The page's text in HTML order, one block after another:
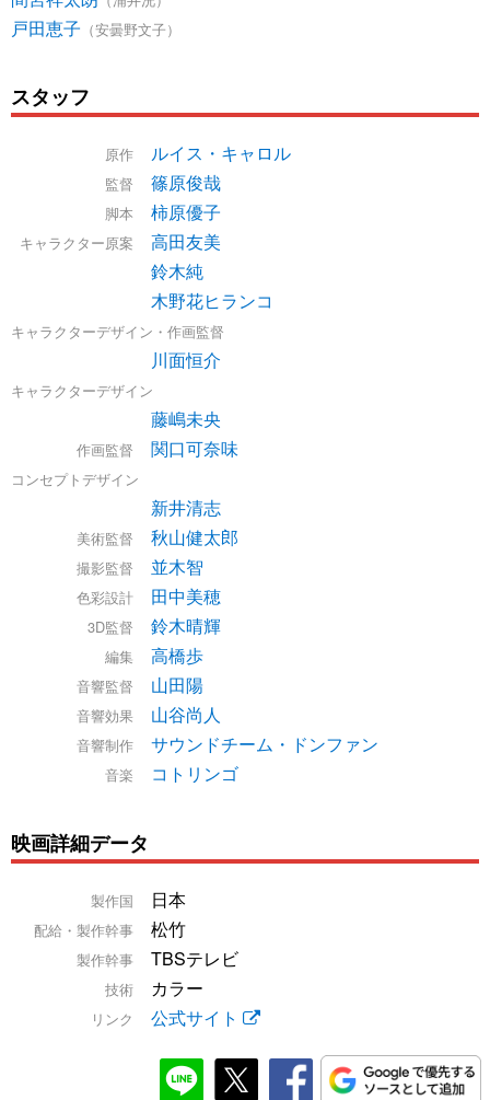
戸田恵子 （安曇野文子）
スタッフ
原作 ルイス・キャロル
監督 篠原俊哉
脚本 柿原優子
キャラクター原案
高田友美
鈴木純
木野花ヒランコ
キャラクターデザイン・作画監督
川面恒介
キャラクターデザイン
藤嶋未央
作画監督 関口可奈味
コンセプトデザイン
新井清志
美術監督 秋山健太郎
撮影監督 並木智
色彩設計 田中美穂
3D監督 鈴木晴輝
編集 高橋歩
音響監督 山田陽
音響効果 山谷尚人
音響制作 サウンドチーム・ドンファン
音楽 コトリンゴ
映画詳細データ
製作国 日本
配給・製作幹事 松竹
製作幹事 TBSテレビ
技術 カラー
リンク 公式サイト